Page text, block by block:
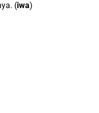
(iwa)